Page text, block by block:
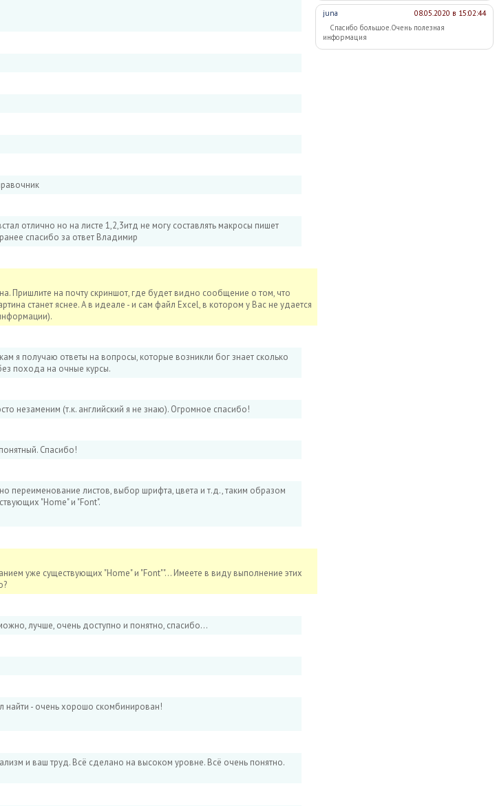
отлично но на листе 1,2,3итд не могу составлять макросы пишет
спасибо за ответ Владимир
Пришлите на почту скриншот, где будет видно сообщение о том, что
станет яснее. А в идеале - и сам файл Excel, в котором у Вас не удается
я получаю ответы на вопросы, которые возникли бог знает сколько
похода на очные курсы.
незаменим (т.к. английский я не знаю). Огромное спасибо!
Спасибо!
переименование листов, выбор шрифта, цвета и т.д., таким образом
"Home" и "Font".
уже существующих "Home" и "Font""... Имеете в виду выполнение этих
лучше, очень доступно и понятно, спасибо...
найти - очень хорошо скомбинирован!
и ваш труд. Всё сделано на высоком уровне. Всё очень понятно.
juna
08.05.2020 в 15:02:44
Спасибо большое.Очень полезная
информация